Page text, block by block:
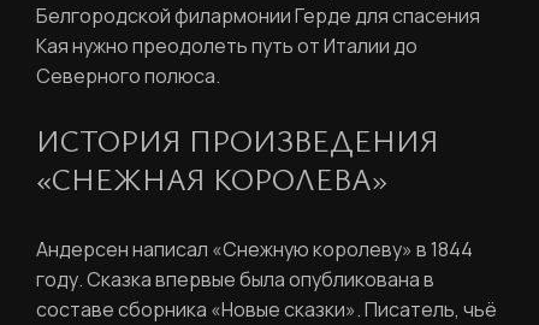
Белгородской филармонии Герде для спасения
Кая нужно преодолеть путь от Италии до
Северного полюса.
ИСТОРИЯ ПРОИЗВЕДЕНИЯ
«СНЕЖНАЯ КОРОЛЕВА»
Андерсен написал «Снежную королеву» в 1844
году. Сказка впервые была опубликована в
составе сборника «Новые сказки». Писатель, чьё